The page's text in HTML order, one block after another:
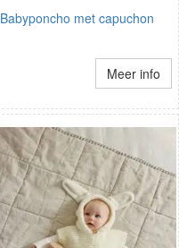
Babyponcho met capuchon
Meer info